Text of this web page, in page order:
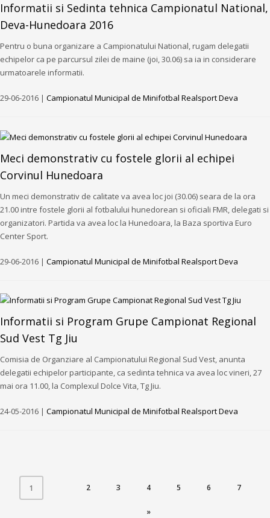
Informatii si Sedinta tehnica Campionatul National,
Deva-Hunedoara 2016
Pentru o buna organizare a Campionatului National, rugam delegatii
echipelor ca pe parcursul zilei de maine (joi, 30.06) sa ia in considerare
urmatoarele informatii.
29-06-2016 | Campionatul Municipal de Minifotbal Realsport Deva
Meci demonstrativ cu fostele glorii al echipei
Corvinul Hunedoara
Un meci demonstrativ de calitate va avea loc joi (30.06) seara de la ora
21.00 intre fostele glorii al fotbalului hunedorean si oficiali FMR, delegati si
organizatori. Partida va avea loc la Hunedoara, la Baza sportiva Euro
Center Sport.
29-06-2016 | Campionatul Municipal de Minifotbal Realsport Deva
Informatii si Program Grupe Campionat Regional
Sud Vest Tg Jiu
Comisia de Organziare al Campionatului Regional Sud Vest, anunta
delegatii echipelor participante, ca sedinta tehnica va avea loc vineri, 27
mai ora 11.00, la Complexul Dolce Vita, Tg Jiu.
24-05-2016 | Campionatul Municipal de Minifotbal Realsport Deva
1 2 3 4 5 6 7
»